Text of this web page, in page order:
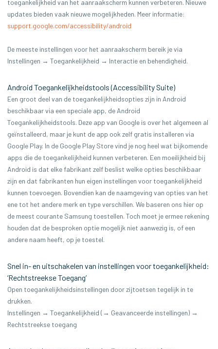
toegankelijkheid van het aanraakscherm kunnen verbeteren. Nieuwe
updates bieden vaak nieuwe mogelijkheden. Meer informatie:
support.google.com/accessibility/android
De meeste instellingen voor het aanraakscherm bereik je via
Instellingen → Toegankelijkheid → Interactie en behendigheid.
Android Toegankelijkheidstools (Accessibility Suite)
Een groot deel van de toegankelijkheidsopties zijn in Android
beschikbaar via een speciale app, de Android
Toegankelijkheidstools. Deze app van Google is over het algemeen al
geïnstalleerd, maar je kunt de app ook zelf gratis installeren via
Google Play. In de Google Play Store vind je nog heel wat bijkomende
apps die de toegankelijkheid kunnen verbeteren. Een moeilijkheid bij
Android is dat elke fabrikant zelf beslist welke opties beschikbaar
zijn en dat fabrikanten hun eigen instellingen voor toegankelijkheid
kunnen toevoegen. Bovendien kan de naamgeving van opties van het
ene tot het andere merk en type verschillen. We baseren ons hier op
de meest courante Samsung toestellen. Toch moet je ermee rekening
houden dat de besproken optie mogelijk niet aanwezig is, of een
andere naam heeft, op je toestel.
Snel in- en uitschakelen van instellingen voor toegankelijkheid:
‘Rechtstreekse Toegang’
Open toegankelijkheidsinstellingen door zijtoetsen tegelijk in te
drukken.
Instellingen → Toegankelijkheid (→ Geavanceerde instellingen) →
Rechtstreekse toegang